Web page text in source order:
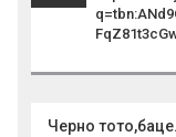
Черно